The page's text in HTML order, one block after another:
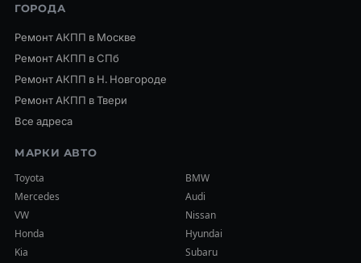
ГОРОДА
Ремонт АКПП в Москве
Ремонт АКПП в СПб
Ремонт АКПП в Н. Новгороде
Ремонт АКПП в Твери
Все адреса
МАРКИ АВТО
Toyota
BMW
Mercedes
Audi
VW
Nissan
Honda
Hyundai
Kia
Subaru